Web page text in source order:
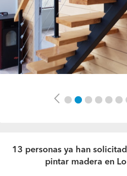
Previous
13 personas ya han
pintar madera en